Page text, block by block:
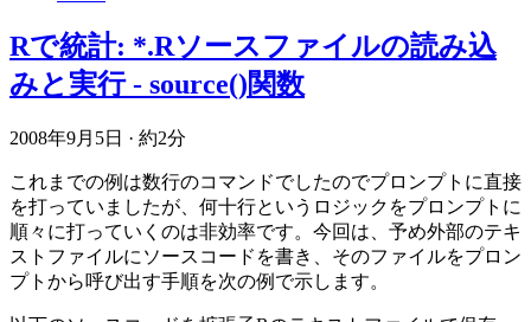
Rで統計: *.Rソースファイルの読み込
みと実行 - source()関数
2008年9月5日 · 約2分
これまでの例は数行のコマンドでしたのでプロンプトに直接
を打っていましたが、何十行というロジックをプロンプトに
順々に打っていくのは非効率です。今回は、予め外部のテキ
ストファイルにソースコードを書き、そのファイルをプロン
プトから呼び出す手順を次の例で示します。